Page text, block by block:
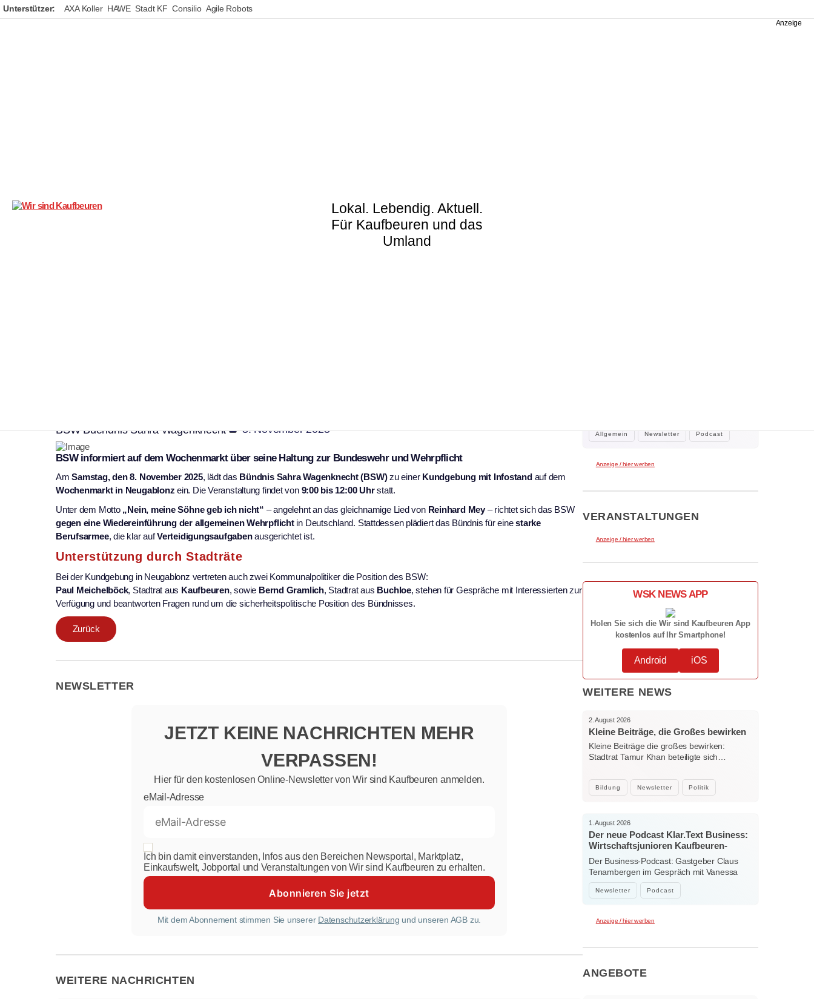
Unterstützer: AXA Koller HAWE Stadt KF Consilio Agile Robots
Lokal. Lebendig. Aktuell.
Für Kaufbeuren und das
Umland
BSW Buendnis Sahra Wagenknecht 5. November 2025
BSW informiert auf dem Wochenmarkt über seine Haltung zur Bundeswehr und Wehrpflicht
AmSamstag, den 8. November 2025, lädt das Bündnis Sahra Wagenknecht (BSW)zu einer Kundgebung mit Infostandauf dem
Wochenmarkt in Neugablonz ein. Die Veranstaltung findet von 9:00 bis 12:00 Uhrstatt.
Unter dem Motto „Nein, meine Söhne geb ich nicht“ – angelehnt an das gleichnamige Lied von Reinhard Mey– richtet sich das BSW
gegen eine Wiedereinführung der allgemeinen Wehrpflichtin Deutschland. Stattdessen plädiert das Bündnis für einestarke
Berufsarmee, die klar aufVerteidigungsaufgabenausgerichtet ist.
Unterstützung durch Stadträte
Bei der Kundgebung in Neugablonz vertreten auch zwei Kommunalpolitiker die Position des BSW:
Paul Meichelböck, Stadtrat aus Kaufbeuren, sowie Bernd Gramlich, Stadtrat aus Buchloe, stehen für Gespräche mit Interessierten zur
Verfügung und beantworten Fragen rund um die sicherheitspolitische Position des Bündnisses.
Zurück
NEWSLETTER
JETZT KEINE NACHRICHTEN MEHR
VERPASSEN!
Hier für den kostenlosen Online-Newsletter von Wir sind Kaufbeuren anmelden.
eMail-Adresse
Ich bin damit einverstanden, Infos aus den Bereichen Newsportal, Marktplatz,
Einkaufswelt, Jobportal und Veranstaltungen von Wir sind Kaufbeuren zu erhalten.
Mit dem Abonnement stimmen Sie unserer Datenschutzerklärung und unseren AGB zu.
WEITERE NACHRICHTEN
Allgemein Newsletter Podcast
Anzeige / hier werben
VERANSTALTUNGEN
Anzeige / hier werben
WSK NEWS APP
Holen Sie sich die Wir sind Kaufbeuren App
kostenlos auf Ihr Smartphone!
Android iOS
WEITERE NEWS
Bildung Newsletter Politik
2. August 2026
Kleine Beiträge, die Großes bewirken
Kleine Beiträge die großes bewirken:
Stadtrat Tamur Khan beteiligte sich…
Newsletter Podcast
1. August 2026
Der neue Podcast Klar.Text Business:
Wirtschaftsjunioren Kaufbeuren-
Ostallgäu – Menschen, Ideen und
starke Verbindungen
Der Business-Podcast: Gastgeber Claus
Tenambergen im Gespräch mit Vanessa
Bockhorni…
Anzeige / hier werben
ANGEBOTE